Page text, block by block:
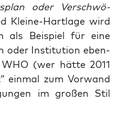
oder Ver­schwö­
Klei­ne-Hart­la­ge wird
als Bei­spiel für eine
oder Insti­tu­ti­on eben­
(wer hät­te 2011
ein­mal zum Vor­wand
im gro­ßen Stil